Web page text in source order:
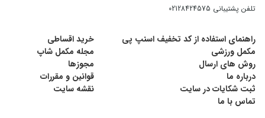
تلفن پشتیبانی 02128424575
راهنمای استفاده از کد تخفیف اسنپ پی
خرید اقساطی
مکمل ورزشی
مجله مکمل شاپ
روش های ارسال
مجوزها
درباره ما
قوانین و مقررات
ثبت شکایات در سایت
نقشه سایت
تماس با ما